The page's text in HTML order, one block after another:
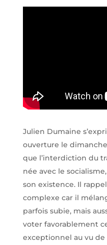
Julien Dumaine
ouverture le
que l’interdiction du
née avec le
son existence. Il
complexe car il
parfois subie, mais
voter favorablement
exceptionnel au vu